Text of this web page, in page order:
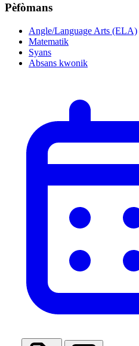
Pèfòmans
Angle/Language Arts (ELA)
Matematik
Syans
Absans kwonik